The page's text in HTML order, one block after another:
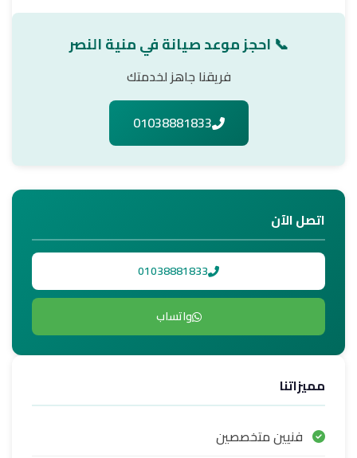
📞 احجز موعد صيانة في منية النصر
فريقنا جاهز لخدمتك
01038881833
اتصل الآن
01038881833
واتساب
مميزاتنا
فنيين متخصصين